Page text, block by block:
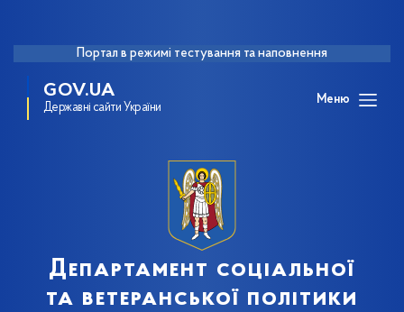
Портал в режимі тестування та наповнення
GOV.UA
Державні сайти України
Меню
Департамент соціальної
та ветеранської політики